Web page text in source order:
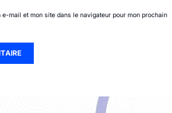
e-mail et mon site dans le navigateur pour mon prochain